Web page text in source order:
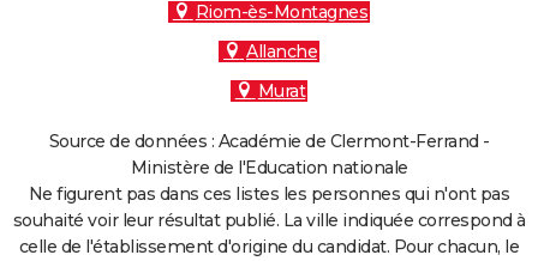
Riom-ès-Montagnes
Allanche
Murat
Source de données : Académie de Clermont-Ferrand -
Ministère de l'Education nationale
Ne figurent pas dans ces listes les personnes qui n'ont pas
souhaité voir leur résultat publié. La ville indiquée correspond à
celle de l'établissement d'origine du candidat. Pour chacun, le